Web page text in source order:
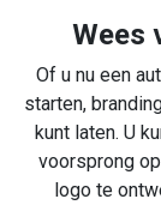
Wees
Of u nu een
starten,
kunt laten. U
voorsprong
logo te